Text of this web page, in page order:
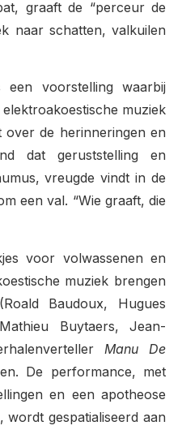
graaft de “perceur de
naar schatten, valkuilen
een voorstelling waarbij
muziek
de herinneringen en
dat geruststelling en
vreugde vindt in de
een val. “Wie graaft, die
voor volwassenen en
muziek brengen
Baudoux, Hugues
Buytaers, Jean-
Manu De
De performance, met
en een apotheose
wordt gespatialiseerd aan